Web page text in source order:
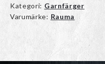
Kategori: Garnfärger
Varumärke: Rauma